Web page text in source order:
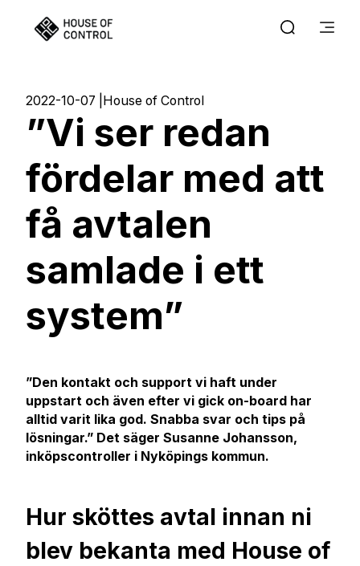
2022-10-07 House of Control
”Vi ser redan
fördelar med att
få avtalen
samlade i ett
system”
”Den kontakt och support vi haft under
uppstart och även efter vi gick on-board har
alltid varit lika god. Snabba svar och tips på
lösningar.” Det säger Susanne Johansson,
inköpscontroller i Nyköpings kommun.
Hur sköttes avtal innan ni
blev bekanta med House of